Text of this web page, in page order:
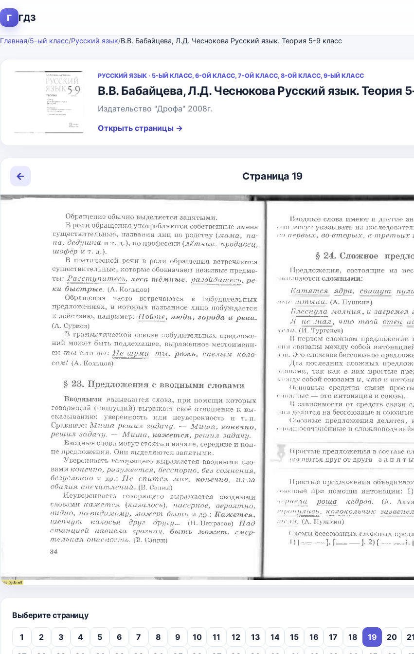
Г ГДЗ
Главная/5-ый класс/Русский язык/В.В. Бабайцева, Л.Д. Чеснокова Русский язык. Теория 5-9 класс
РУССКИЙ ЯЗЫК · 5-ЫЙ КЛАСС, 6-ОЙ КЛАСС, 7-ОЙ КЛАСС, 8-ОЙ КЛАСС, 9-ЫЙ КЛАСС
В.В. Бабайцева, Л.Д. Чеснокова Русский язык. Теория
Издательство "Дрофа" 2008г.
Открыть страницы →
← Страница 19
Выберите страницу
1 2 3 4 5 6 7 8 9 10 11 12 13 14 15 16 17 18 19 20 21